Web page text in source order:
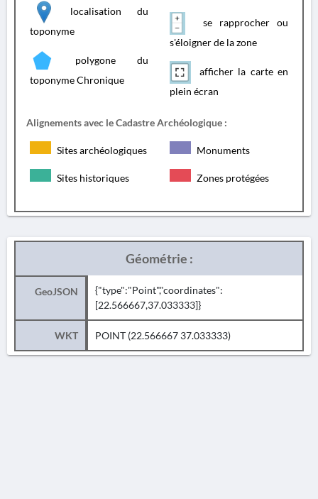
localisation du
toponyme
polygone du
toponyme Chronique
se rapprocher ou
s'éloigner de la zone
afficher la carte en
plein écran
Alignements avec le Cadastre Archéologique :
Sites archéologiques Monuments
Sites historiques Zones protégées
Géométrie :
GeoJSON
{"type":"Point","coordinates":
[22.566667,37.033333]}
WKT POINT (22.566667 37.033333)